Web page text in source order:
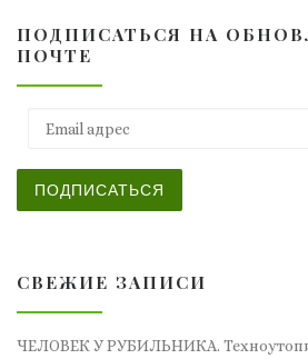
ПОДПИСАТЬСЯ НА
ПОЧТЕ
ПОДПИСАТЬСЯ
СВЕЖИЕ ЗАПИСИ
ЧЕЛОВЕК У РУБИЛЬНИКА.